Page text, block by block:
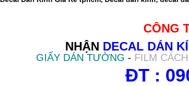
CÔNG
NHẬN DECAL DÁN
GIẤY DÁN TƯỜNG - FILM
ĐT :